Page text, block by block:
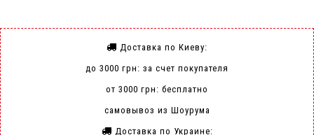
Доставка по Киеву:
до 3000 грн: за счет покупателя
от 3000 грн: бесплатно
самовывоз из Шоурума
Доставка по Украине: